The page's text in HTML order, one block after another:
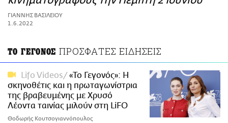
ΑΜΠΑ
PRINT
ΓΙΑΝΝΗΣ ΒΑΣΙΛΕΙΟΥ
1.6.2022
ΤΟ ΓΕΓΟΝΟΣ ΠΡΟΣΦΑΤΕΣ ΕΙΔΗΣΕΙΣ
Lifo Videos
«Το Γεγονός»: Η
σκηνοθέτις και η πρωταγωνίστρια
της βραβευμένης με Χρυσό
Λέοντα ταινίας μιλούν στη LiFO
Θοδωρής Κουτσογιαννόπουλος